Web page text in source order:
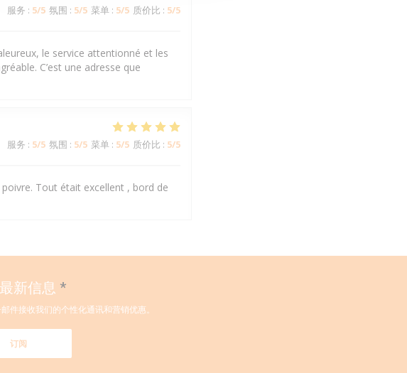
服务 : 5/5 氛围 : 5/5 菜单: 5/5 质价比 : 5/5
le service attentionné et les
C’est une adresse que
服务 : 5/5 氛围 : 5/5 菜单: 5/5 质价比 : 5/5
Tout était excellent , bord de
新信息 *
件接收我们的个性化通讯和营销优惠。
订阅